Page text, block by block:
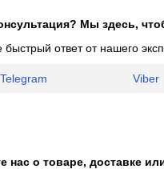
Мы здесь,
быстрый ответ от нашего
Telegram Viber
нас о товаре, доставке